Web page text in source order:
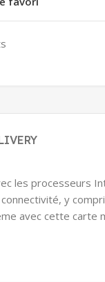
les processeurs
y
avec cette carte